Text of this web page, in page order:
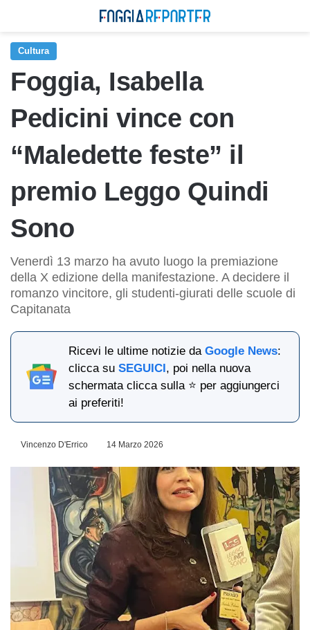
Cultura
Foggia, Isabella
Pedicini vince con
“Maledette feste” il
premio Leggo Quindi
Sono
Venerdì 13 marzo ha avuto luogo la premiazione
della X edizione della manifestazione. A decidere il
romanzo vincitore, gli studenti-giurati delle scuole di
Capitanata
Ricevi le ultime notizie daGoogle News:
clicca suSEGUICI, poi nella nuova
schermata clicca sulla ⭐ per aggiungerci
ai preferiti!
Vincenzo D'Errico 14 Marzo 2026